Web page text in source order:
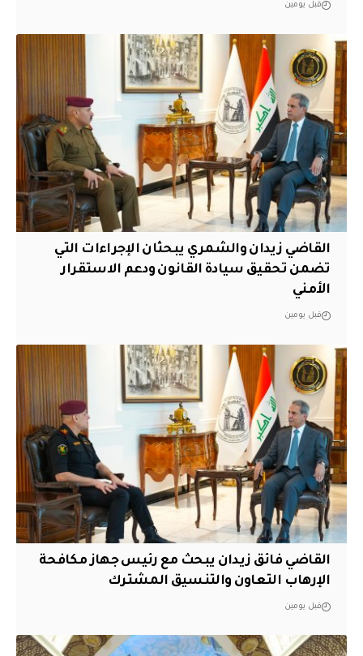
قبل يومين
القاضي زيدان والشمري يبحثان الإجراءات التي
تضمن تحقيق سيادة القانون ودعم الاستقرار
الأمني
قبل يومين
القاضي فائق زيدان يبحث مع رئيس جهاز مكافحة
الإرهاب التعاون والتنسيق المشترك
قبل يومين